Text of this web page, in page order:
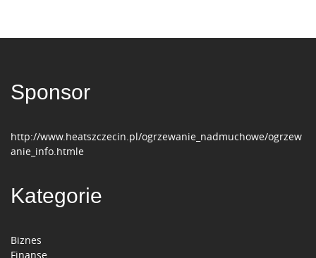
Sponsor
http://www.heatszczecin.pl/ogrzewanie_nadmuchowe/ogrzew
anie_info.htmle
Kategorie
Biznes
Finanse